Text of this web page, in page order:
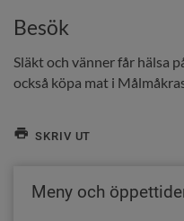
Besök
Släkt och vänner får hälsa
också köpa mat i
SKRIV UT
Meny och